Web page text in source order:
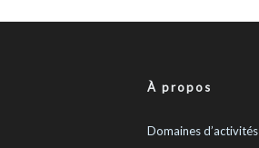
À propos
Domaines d’activités